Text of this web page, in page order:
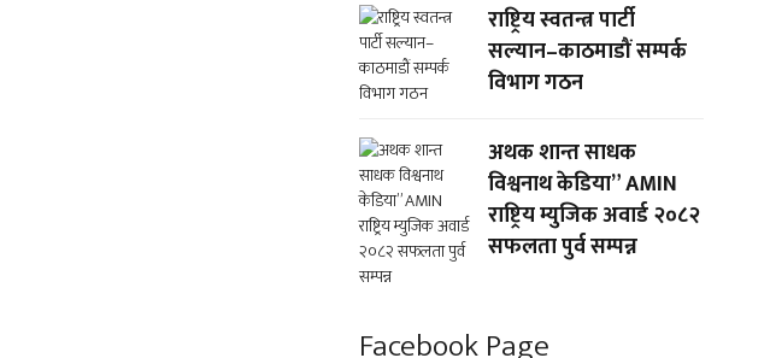
राष्ट्रिय स्वतन्त्र पार्टी
सल्यान–काठमाडौं सम्पर्क
विभाग गठन
अथक शान्त साधक
विश्वनाथ केडिया” AMIN
राष्ट्रिय म्युजिक अवार्ड २०८२
सफलता पुर्व सम्पन्न
Facebook Page